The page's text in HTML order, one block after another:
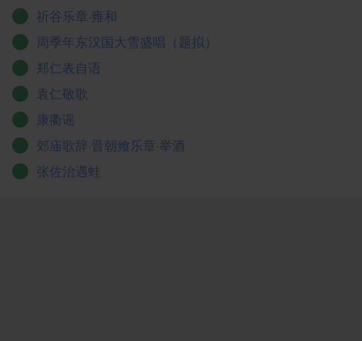
祈谷乐章·雍和
周季年东汉国大雪盛唱（题拟）
郑仁表自语
袁仁敬歌
康衢谣
郊庙歌辞·晋朝飨乐章·举酒
张佐治遇蛙